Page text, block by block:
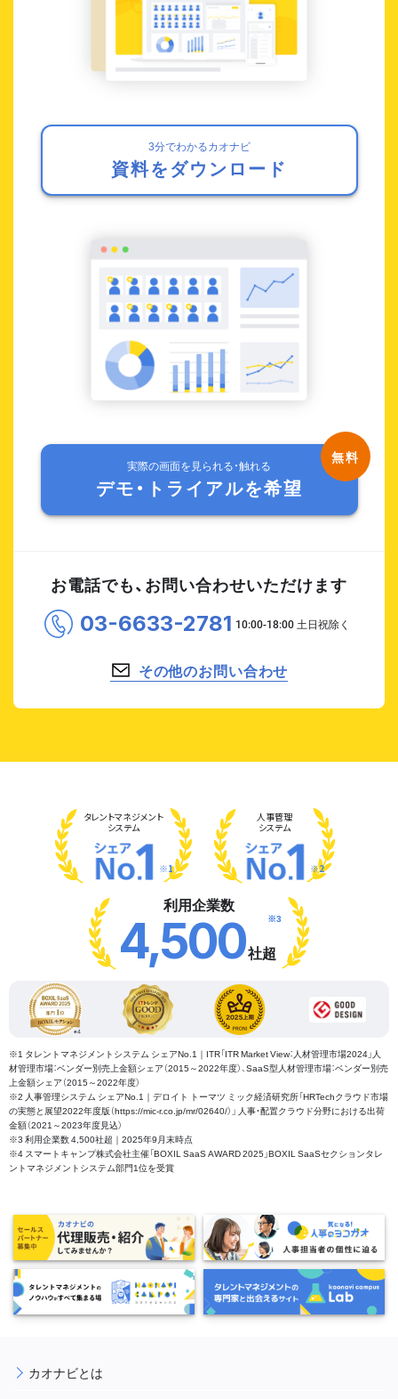
3分でわかるカオナビ
資料をダウンロード
実際の画面を見られる・触れる
デモ・トライアルを希望
お電話でも、お問い合わせいただけます
03-6633-2781
その他のお問い合わせ
タレントマネジメント
システム
※1
人事管理
システム
※2
利用企業数
4,500社超
※3
※1 タレントマネジメントシステム シェアNo.1｜ITR「ITR Market View：人材管理市場2024」人
材管理市場：ベンダー別売上金額シェア（2015～2022年度）、SaaS型人材管理市場：ベンダー別売
上金額シェア（2015～2022年度）
※2 人事管理システム シェアNo.1｜デロイト トーマツ ミック経済研究所「HRTechクラウド市場
の実態と展望2022年度版（https://mic-r.co.jp/mr/02640/）」 人事・配置クラウド分野における出荷
金額（2021～2023年度見込）
※3 利用企業数 4,500社超｜2025年9月末時点
※4 スマートキャンプ株式会社主催「BOXIL SaaS AWARD 2025」BOXIL SaaSセクションタレ
ントマネジメントシステム部門1位を受賞
カオナビとは